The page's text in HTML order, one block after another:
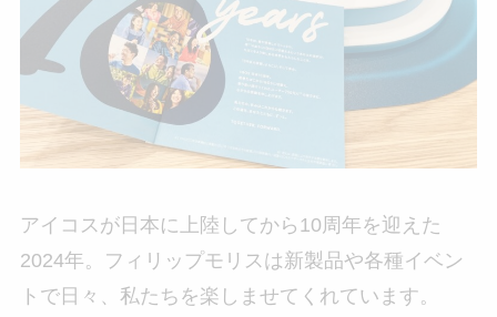
アイコスが日本に上陸してから10周年を迎えた
2024年。フィリップモリスは新製品や各種イベン
トで日々、私たちを楽しませてくれています。